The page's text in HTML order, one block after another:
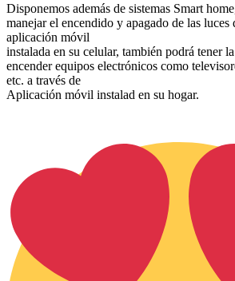
Disponemos además de sistemas Smart
manejar el encendido y apagado de las luces
aplicación móvil
instalada en su celular, también podrá tener
encender equipos electrónicos como
etc. a través de
Aplicación móvil instalad en su hogar.